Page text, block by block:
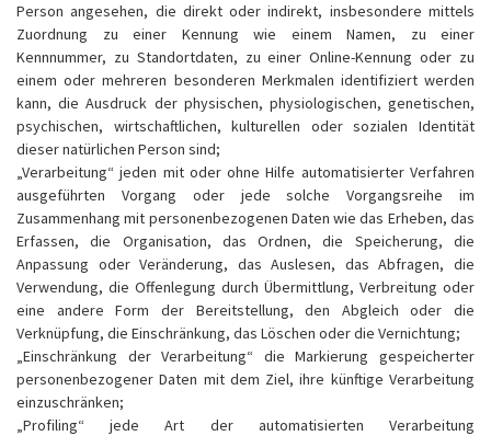
Person angesehen, die direkt oder indirekt, insbesondere mittels
Zuordnung zu einer Kennung wie einem Namen, zu einer
Kennnummer, zu Standortdaten, zu einer Online-Kennung oder zu
einem oder mehreren besonderen Merkmalen identifiziert werden
kann, die Ausdruck der physischen, physiologischen, genetischen,
psychischen, wirtschaftlichen, kulturellen oder sozialen Identität
dieser natürlichen Person sind;
„Verarbeitung“ jeden mit oder ohne Hilfe automatisierter Verfahren
ausgeführten Vorgang oder jede solche Vorgangsreihe im
Zusammenhang mit personenbezogenen Daten wie das Erheben, das
Erfassen, die Organisation, das Ordnen, die Speicherung, die
Anpassung oder Veränderung, das Auslesen, das Abfragen, die
Verwendung, die Offenlegung durch Übermittlung, Verbreitung oder
eine andere Form der Bereitstellung, den Abgleich oder die
Verknüpfung, die Einschränkung, das Löschen oder die Vernichtung;
„Einschränkung der Verarbeitung“ die Markierung gespeicherter
personenbezogener Daten mit dem Ziel, ihre künftige Verarbeitung
einzuschränken;
„Profiling“ jede Art der automatisierten Verarbeitung